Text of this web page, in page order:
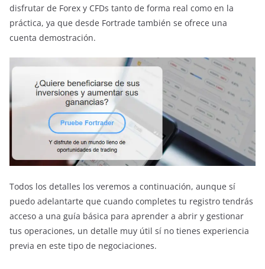
disfrutar de Forex y CFDs tanto de forma real como en la
práctica, ya que desde Fortrade también se ofrece una
cuenta demostración.
Todos los detalles los veremos a continuación, aunque sí
puedo adelantarte que cuando completes tu registro tendrás
acceso a una guía básica para aprender a abrir y gestionar
tus operaciones, un detalle muy útil sí no tienes experiencia
previa en este tipo de negociaciones.